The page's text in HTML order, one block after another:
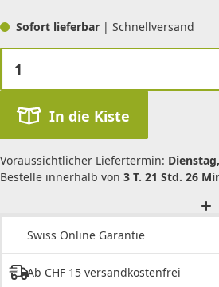
Sofort lieferbar | Schnellversand
In die Kiste
Voraussichtlicher Liefertermin:
Bestelle innerhalb von 3 T. 21 Std. 26
Swiss Online Garantie
Ab CHF 15 versandkostenfrei